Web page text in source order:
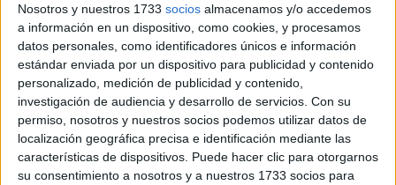
Nosotros y nuestros 1733 socios almacenamos y/o accedemos
a información en un dispositivo, como cookies, y procesamos
datos personales, como identificadores únicos e información
estándar enviada por un dispositivo para publicidad y contenido
personalizado, medición de publicidad y contenido,
investigación de audiencia y desarrollo de servicios. Con su
permiso, nosotros y nuestros socios podemos utilizar datos de
localización geográfica precisa e identificación mediante las
características de dispositivos. Puede hacer clic para otorgarnos
su consentimiento a nosotros y a nuestros 1733 socios para
María de los Remedios tras la celebración del
besamanos este viernes y de otra serie de cultos previos.
Septiembre es elmes de esta advocación. Este sábado
ha llegado su punto álgido con la salida enprocesión
la titular, que ha recorrido las calles bajo un cielo
despejado. El tiempo ha acompañado a esta jornada
festiva que ha congregado a numerosos ceutíes.